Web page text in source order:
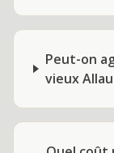
Peut-on
vieux